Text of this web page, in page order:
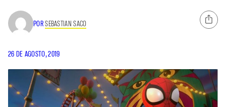
PORSEBASTIAN SACO
26 DE AGOSTO, 2019